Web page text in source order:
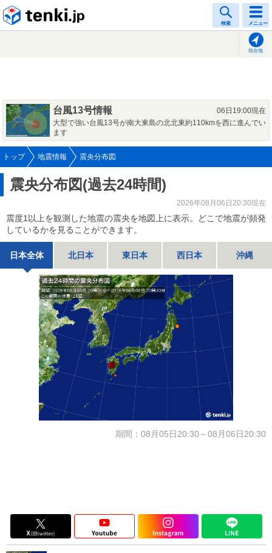
検索 メニュー
現在地
台風13号情報
06日19:00現在
大型で強い台風13号が南大東島の北北東約110kmを西に進んでい
ます
トップ 地震情報 震央分布図
震央分布図(過去24時間)
2026年08月06日20:30現在
震度1以上を観測した地震の震央を地図上に表示。どこで地震が頻発
しているかを見ることができます。
日本全体 北日本 東日本 西日本 沖縄
期間：08月05日20:30～08月06日20:30